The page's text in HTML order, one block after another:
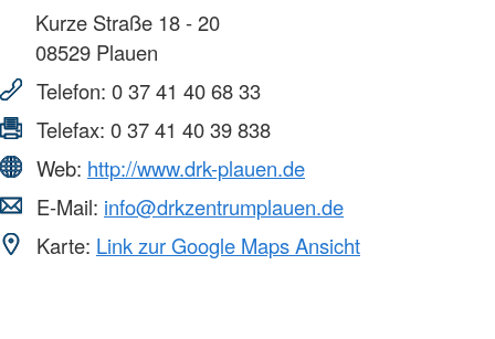
Kurze Straße 18 - 20
08529 Plauen
Telefon: 0 37 41 40 68 33
Telefax: 0 37 41 40 39 838
Web: http://www.drk-plauen.de
E-Mail: info@drkzentrumplauen.de
Karte: Link zur Google Maps Ansicht